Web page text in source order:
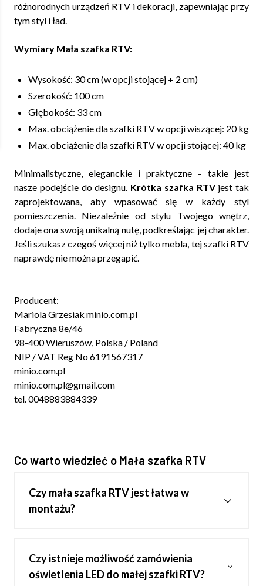
różnorodnych urządzeń RTV i dekoracji, zapewniając przy
tym styl i ład.
Wymiary Mała szafka RTV:
Wysokość: 30 cm (w opcji stojącej + 2 cm)
Szerokość: 100 cm
Głębokość: 33 cm
Max. obciążenie dla szafki RTV w opcji wiszącej: 20 kg
Max. obciążenie dla szafki RTV w opcji stojącej: 40 kg
Minimalistyczne, eleganckie i praktyczne – takie jest
nasze podejście do designu. Krótka szafka RTVjest tak
zaprojektowana, aby wpasować się w każdy styl
pomieszczenia. Niezależnie od stylu Twojego wnętrz,
dodaje ona swoją unikalną nutę, podkreślając jej charakter.
Jeśli szukasz czegoś więcej niż tylko mebla, tej szafki RTV
naprawdę nie można przegapić.
Producent:
Mariola Grzesiak minio.com.pl
Fabryczna 8e/46
98-400 Wieruszów, Polska / Poland
NIP / VAT Reg No 6191567317
minio.com.pl
minio.com.pl@gmail.com
tel. 0048883884339
Co warto wiedzieć o Mała szafka RTV
Czy mała szafka RTV jest łatwa w
montażu?
Czy istnieje możliwość zamówienia
oświetlenia LED do małej szafki RTV?